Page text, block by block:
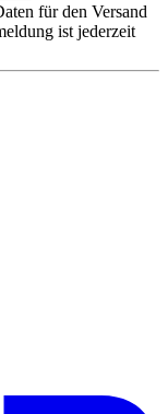
für den Versand
ist jederzeit